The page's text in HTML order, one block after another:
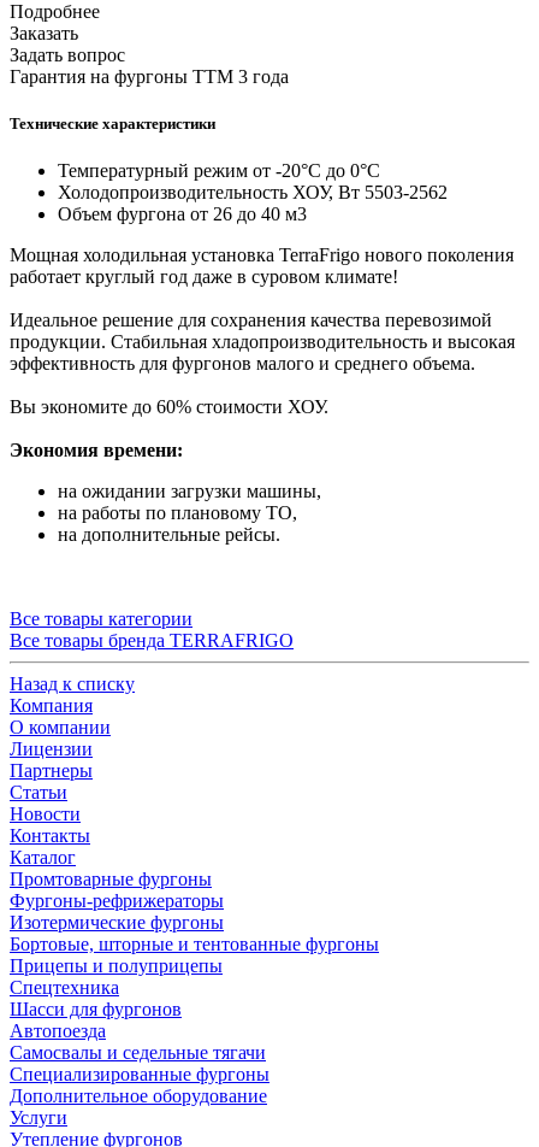
Подробнее
Заказать
Задать вопрос
Гарантия на фургоны ТТМ 3 года
Технические характеристики
Температурный режим от -20°С до 0°С
Холодопроизводительность ХОУ, Вт 5503-2562
Объем фургона от 26 до 40 м3
Мощная холодильная установка TerraFrigo нового поколения
работает круглый год даже в суровом климате!
Идеальное решение для сохранения качества перевозимой
продукции. Стабильная хладопроизводительность и высокая
эффективность для фургонов малого и среднего объема.
Вы экономите до 60% стоимости ХОУ.
Экономия времени:
на ожидании загрузки машины,
на работы по плановому ТО,
на дополнительные рейсы.
Все товары категории
Все товары бренда TERRAFRIGO
Назад к списку
Компания
О компании
Лицензии
Партнеры
Статьи
Новости
Контакты
Каталог
Промтоварные фургоны
Фургоны-рефрижераторы
Изотермические фургоны
Бортовые, шторные и тентованные фургоны
Прицепы и полуприцепы
Спецтехника
Шасси для фургонов
Автопоезда
Самосвалы и седельные тягачи
Специализированные фургоны
Дополнительное оборудование
Услуги
Утепление фургонов